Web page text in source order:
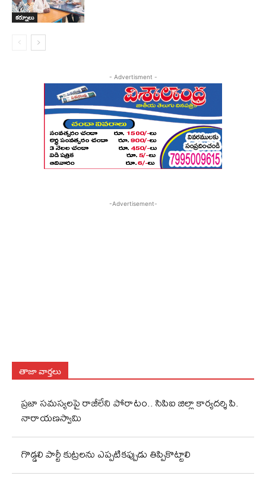
కర్నూలు
- Advertisment -
-Advertisement-
తాజా వార్తలు
ప్రజా సమస్యలపై రాజీలేని పోరాటం.. సిపిఐ జిల్లా కార్యదర్శి పి.
నారాయణస్వామి
గొడ్డలి పార్టీ కుట్రలను ఎప్పటికప్పుడు తిప్పికొట్టాలి